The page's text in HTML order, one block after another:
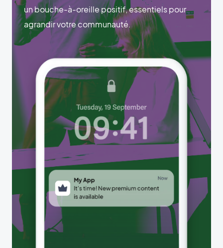
un bouche-à-oreille positif, essentiels pour
agrandir votre communauté.